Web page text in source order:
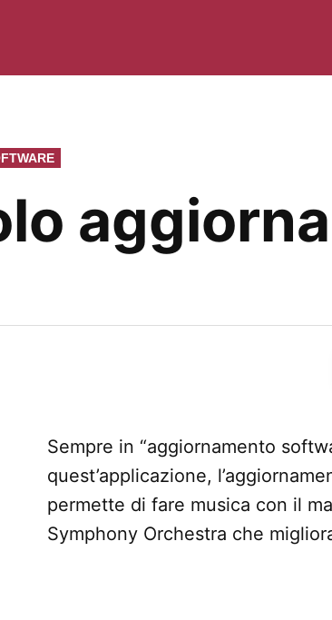
Sempre in “aggiornamento
quest’applicazione,
permette di fare musica con il
Symphony Orchestra che